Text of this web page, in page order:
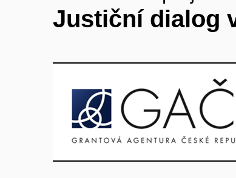
Justiční dialog